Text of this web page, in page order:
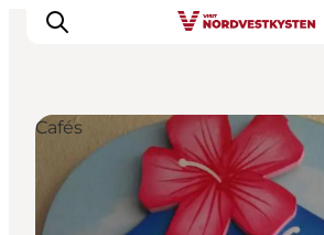
Urlaubsorte
Inspiration
Cafés